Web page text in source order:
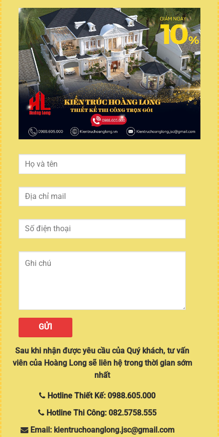
Sau khi nhận được yêu cầu của Quý khách, tư vấn
viên của Hoàng Long sẽ liên hệ trong thời gian sớm
nhất
Hotline Thiết Kế: 0988.605.000
Hotline Thi Công: 082.5758.555
Email: kientruchoanglong.jsc@gmail.com